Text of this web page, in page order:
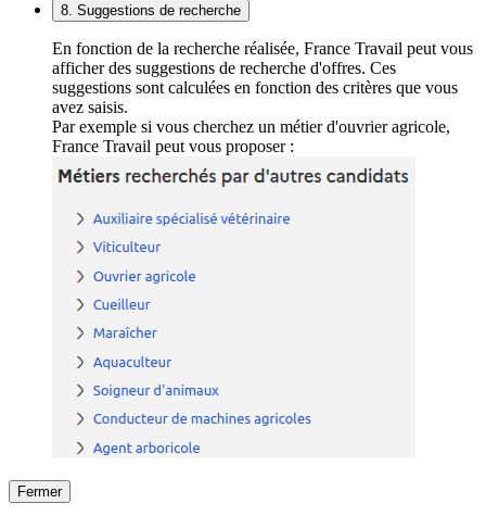
8. Suggestions de recherche
En fonction de la recherche réalisée, France Travail peut vous
afficher des suggestions de recherche d'offres. Ces
suggestions sont calculées en fonction des critères que vous
avez saisis.
Par exemple si vous cherchez un métier d'ouvrier agricole,
France Travail peut vous proposer :
Fermer